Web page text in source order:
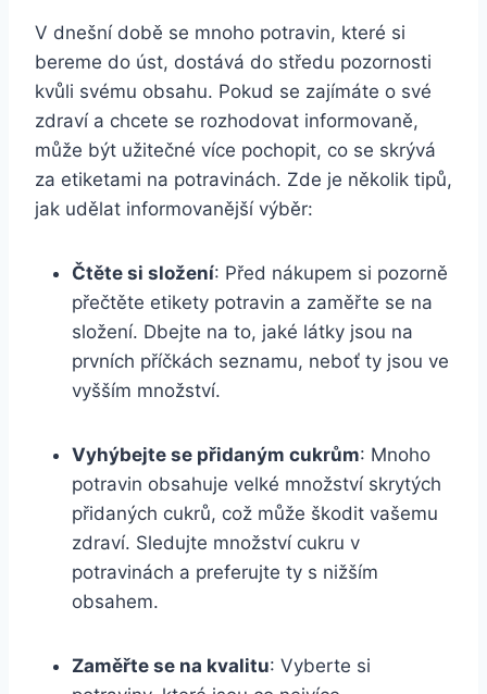
V dnešní době se mnoho potravin, které si
bereme do úst, dostává do středu pozornosti
kvůli svému obsahu. Pokud se zajímáte o své
zdraví a chcete se rozhodovat informovaně,
může být užitečné více pochopit, co se skrývá
za etiketami na potravinách. Zde je několik tipů,
jak udělat informovanější výběr:
Čtěte si složení: Před nákupem si pozorně
přečtěte etikety potravin a zaměřte se na
složení. Dbejte na to, jaké látky jsou na
prvních příčkách seznamu, neboť ty jsou ve
vyšším množství.
Vyhýbejte se přidaným cukrům: Mnoho
potravin obsahuje velké množství skrytých
přidaných cukrů, což může škodit vašemu
zdraví. Sledujte množství cukru v
potravinách a preferujte ty s nižším
obsahem.
Zaměřte se na kvalitu: Vyberte si